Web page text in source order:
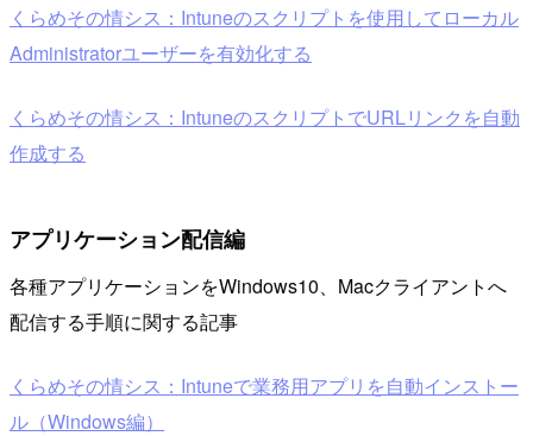
くらめその情シス：Intuneのスクリプトを使用してローカル
Administratorユーザーを有効化する
くらめその情シス：IntuneのスクリプトでURLリンクを自動
作成する
アプリケーション配信編
各種アプリケーションをWindows10、Macクライアントへ
配信する手順に関する記事
くらめその情シス：Intuneで業務用アプリを自動インストー
ル（Windows編）